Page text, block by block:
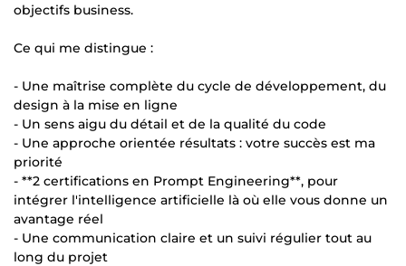
objectifs business.
Ce qui me distingue :
- Une maîtrise complète du cycle de développement, du
design à la mise en ligne
- Un sens aigu du détail et de la qualité du code
- Une approche orientée résultats : votre succès est ma
priorité
- **2 certifications en Prompt Engineering**, pour
intégrer l'intelligence artificielle là où elle vous donne un
avantage réel
- Une communication claire et un suivi régulier tout au
long du projet